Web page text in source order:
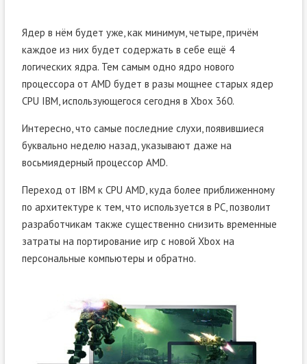
Ядер в нём будет уже, как минимум, четыре, причём
каждое из них будет содержать в себе ещё 4
логических ядра. Тем самым одно ядро нового
процессора от AMD будет в разы мощнее старых ядер
CPU IBM, использующегося сегодня в Xbox 360.
Интересно, что самые последние слухи, появившиеся
буквально неделю назад, указывают даже на
восьмиядерный процессор AMD.
Переход от IBM к CPU AMD, куда более приближенному
по архитектуре к тем, что используется в PC, позволит
разработчикам также существенно снизить временные
затраты на портирование игр с новой Xbox на
персональные компьютеры и обратно.